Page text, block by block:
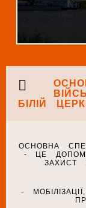
БІЛІЙ
ОСНОВНА
- ЦЕ
ЗАХИСТ
-